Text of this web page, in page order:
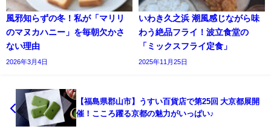
風邪知らずの冬！私が「マリリ
のマヌカハニー」を毎朝欠かさ
ない理由
2026年3月4日
いわき久之浜 潮風感じながら味
わう絶品フライ！波立食堂の
「ミックスフライ定食」
2025年11月25日
【福島県郡山市】うすい百貨店で第25回 大京都展開
催！こころ躍る京都の魅力がいっぱい♪